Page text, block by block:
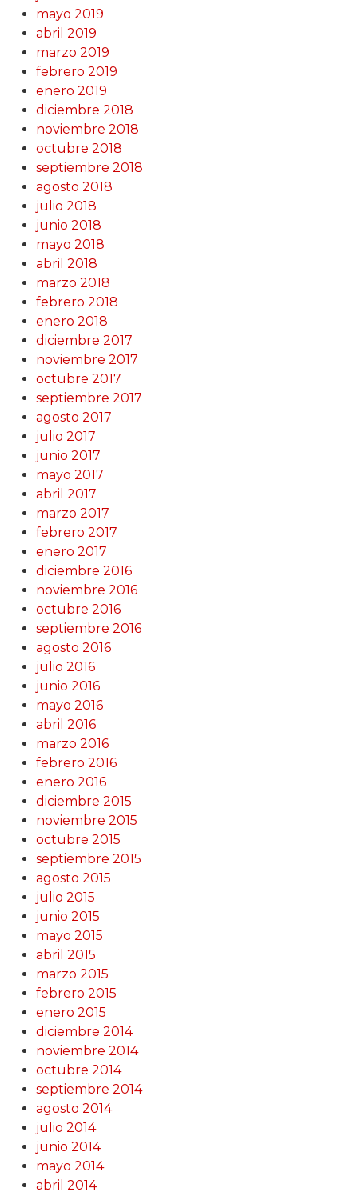
mayo 2019
abril 2019
marzo 2019
febrero 2019
enero 2019
diciembre 2018
noviembre 2018
octubre 2018
septiembre 2018
agosto 2018
julio 2018
junio 2018
mayo 2018
abril 2018
marzo 2018
febrero 2018
enero 2018
diciembre 2017
noviembre 2017
octubre 2017
septiembre 2017
agosto 2017
julio 2017
junio 2017
mayo 2017
abril 2017
marzo 2017
febrero 2017
enero 2017
diciembre 2016
noviembre 2016
octubre 2016
septiembre 2016
agosto 2016
julio 2016
junio 2016
mayo 2016
abril 2016
marzo 2016
febrero 2016
enero 2016
diciembre 2015
noviembre 2015
octubre 2015
septiembre 2015
agosto 2015
julio 2015
junio 2015
mayo 2015
abril 2015
marzo 2015
febrero 2015
enero 2015
diciembre 2014
noviembre 2014
octubre 2014
septiembre 2014
agosto 2014
julio 2014
junio 2014
mayo 2014
abril 2014